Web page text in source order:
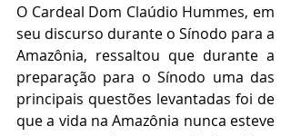
O Cardeal Dom Claúdio Hummes, em
seu discurso durante o Sínodo para a
Amazônia, ressaltou que durante a
preparação para o Sínodo uma das
principais questões levantadas foi de
que a vida na Amazônia nunca esteve